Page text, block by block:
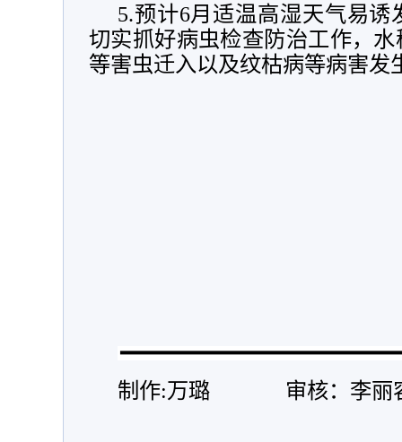
5.预计6月适温高湿天气易
切实抓好病虫检查防治工作，
等害虫迁入以及纹枯病等病害发
制作:万璐 审核：李